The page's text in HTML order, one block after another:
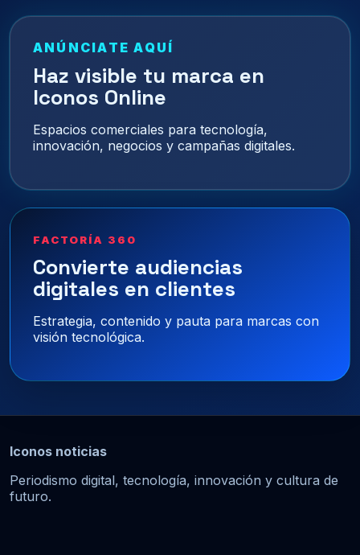
ANÚNCIATE AQUÍ
Haz visible tu marca en
Iconos Online
Espacios comerciales para tecnología,
innovación, negocios y campañas digitales.
FACTORÍA 360
Convierte audiencias
digitales en clientes
Estrategia, contenido y pauta para marcas con
visión tecnológica.
Iconos noticias
Periodismo digital, tecnología, innovación y cultura de
futuro.